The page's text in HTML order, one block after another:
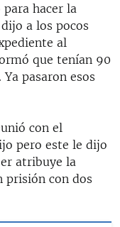
hacer la
a los pocos
al
que tenían 90
pasaron esos
con el
pero este le dijo
atribuye la
prisión con dos